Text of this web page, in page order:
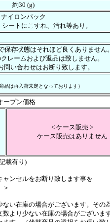
約30 (g)
ナイロンパック
ートにこすれ、汚れ等あり。
存状態はそれほど良くありません。
レームおよび返品は致しません。
い合わせはお断り致します。
品は再入荷未定となっております）
プン価格
< ケース販売 >
ケース販売はありません
載有り)
ャンセルをお断り致します事を
＞
ない在庫の場合がございます。その
より少ない在庫の場合がございます